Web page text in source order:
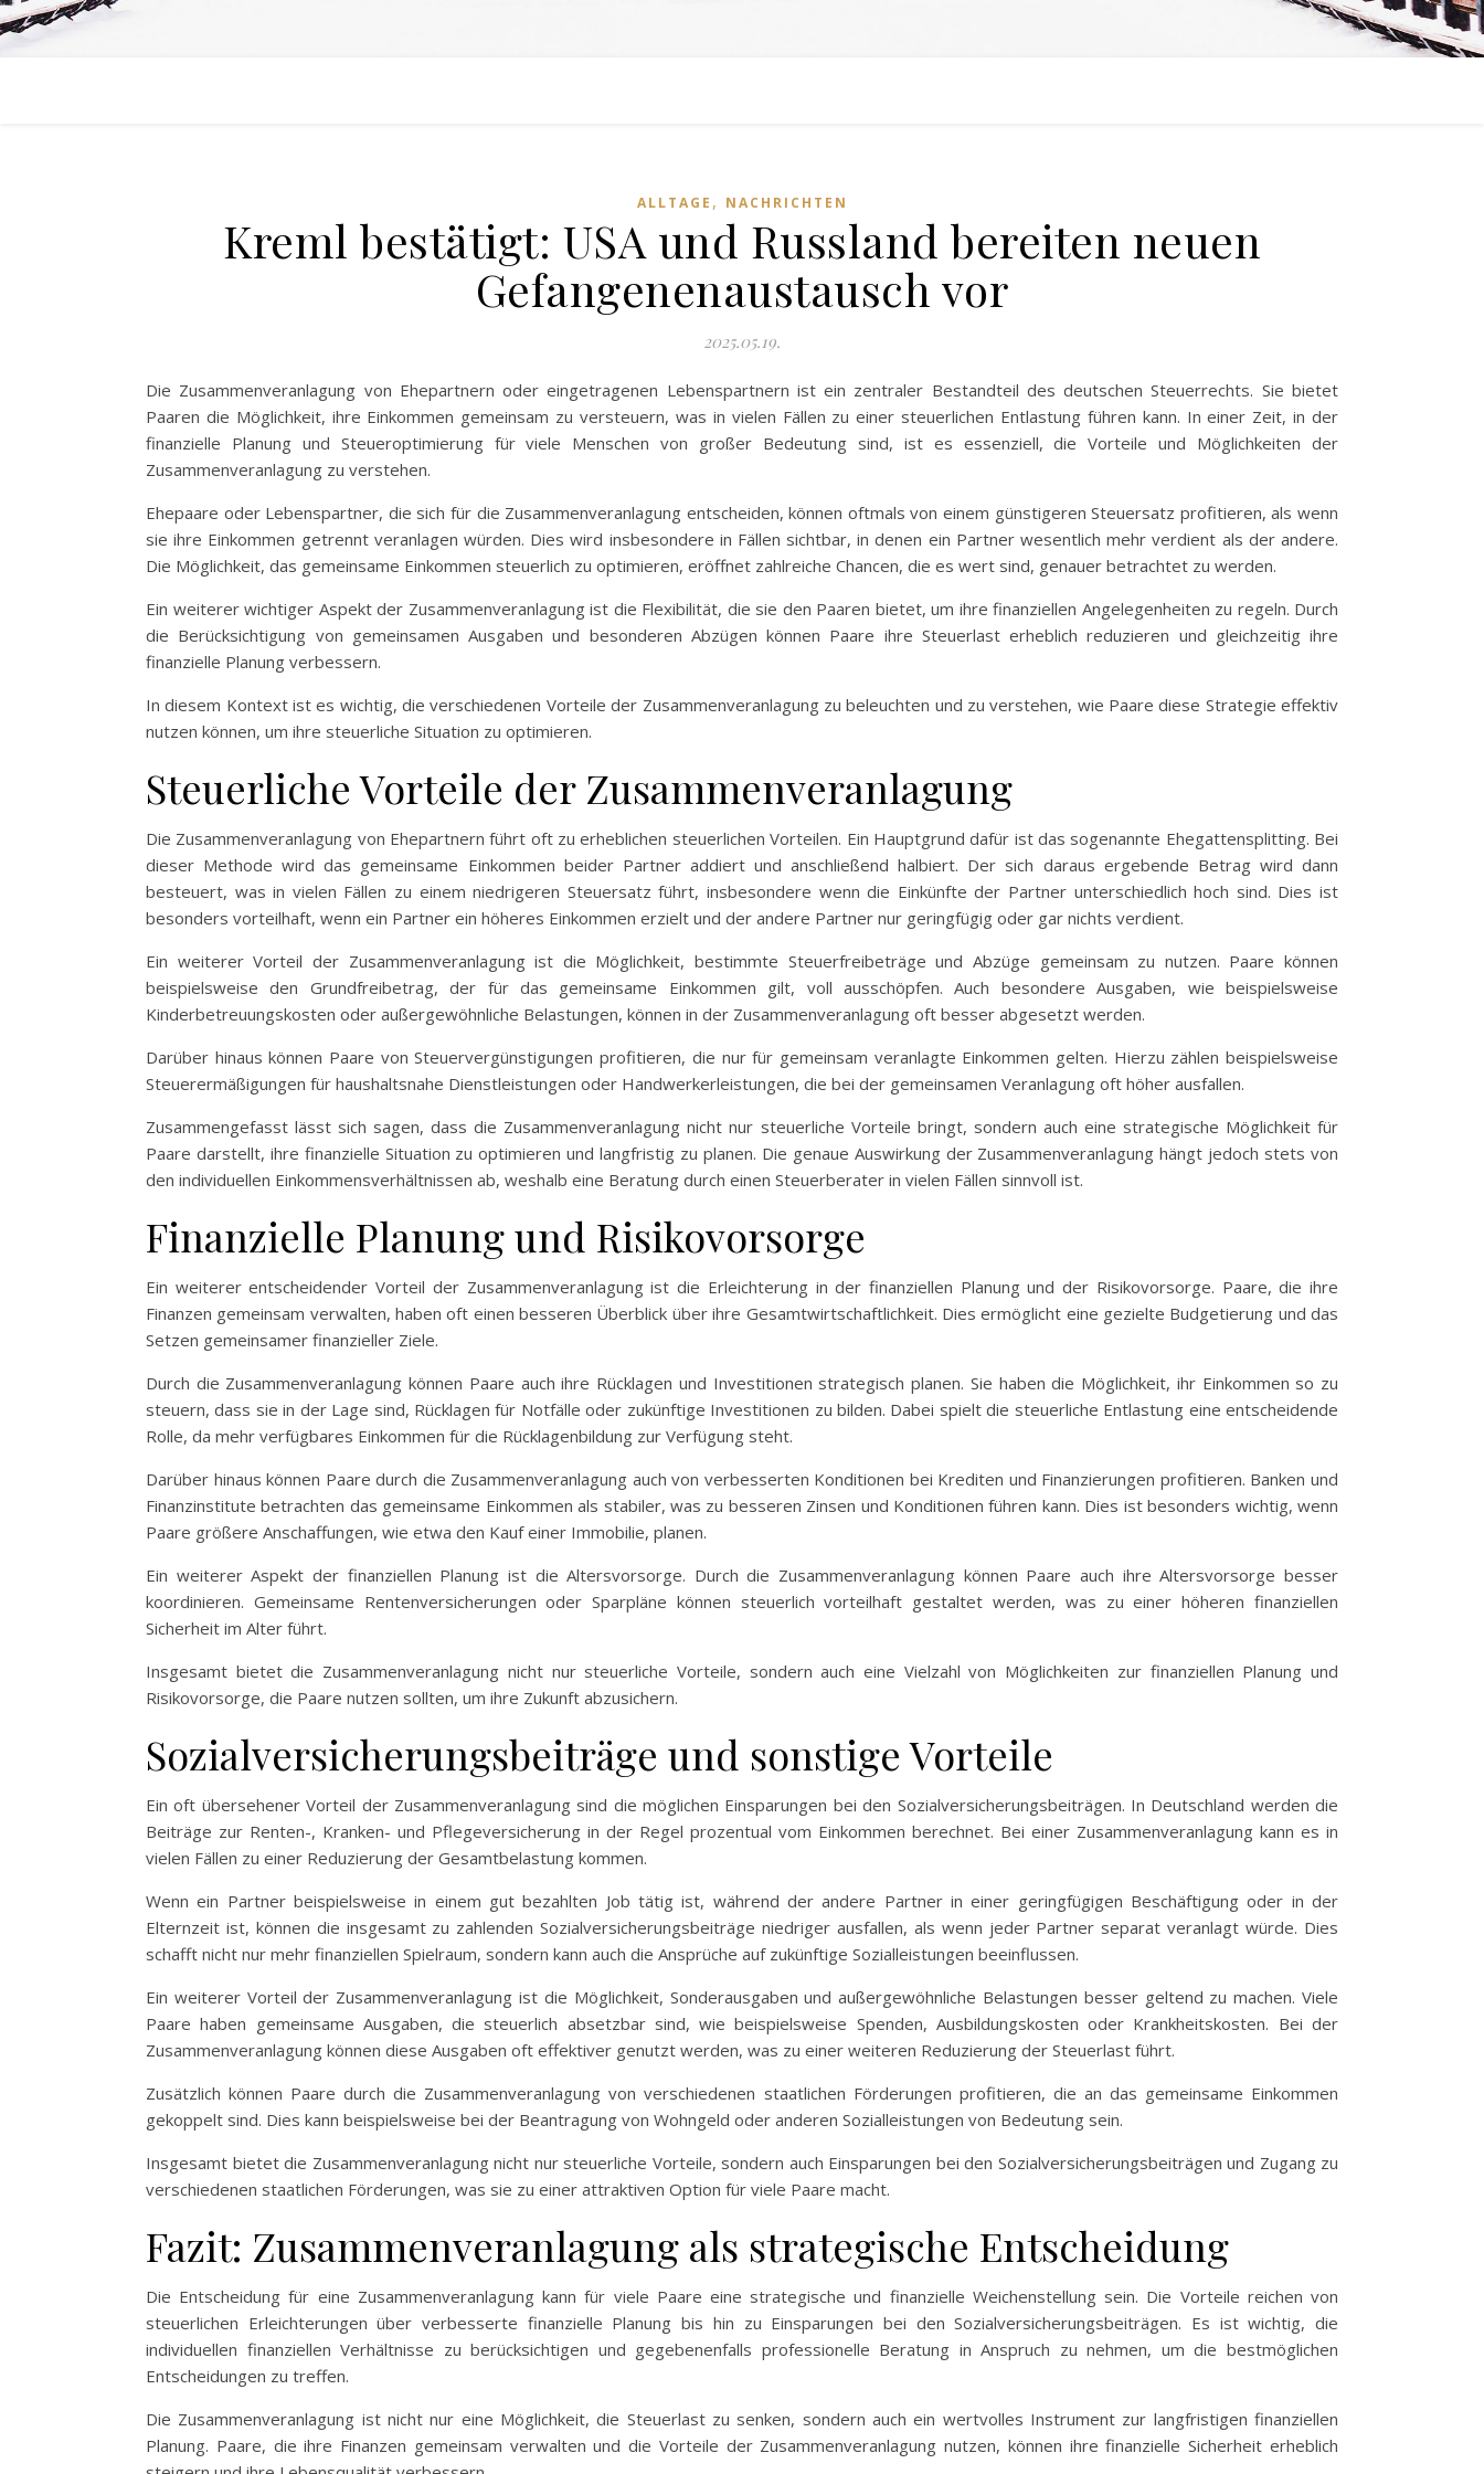
ALLTAGE , NACHRICHTEN
Kreml bestätigt: USA und Russland bereiten neuen
Gefangenenaustausch vor
2025.05.19.
Die Zusammenveranlagung von Ehepartnern oder eingetragenen Lebenspartnern ist ein zentraler Bestandteil des deutschen Steuerrechts. Sie bietet
Paaren die Möglichkeit, ihre Einkommen gemeinsam zu versteuern, was in vielen Fällen zu einer steuerlichen Entlastung führen kann. In einer Zeit, in der
finanzielle Planung und Steueroptimierung für viele Menschen von großer Bedeutung sind, ist es essenziell, die Vorteile und Möglichkeiten der
Zusammenveranlagung zu verstehen.
Ehepaare oder Lebenspartner, die sich für die Zusammenveranlagung entscheiden, können oftmals von einem günstigeren Steuersatz profitieren, als wenn
sie ihre Einkommen getrennt veranlagen würden. Dies wird insbesondere in Fällen sichtbar, in denen ein Partner wesentlich mehr verdient als der andere.
Die Möglichkeit, das gemeinsame Einkommen steuerlich zu optimieren, eröffnet zahlreiche Chancen, die es wert sind, genauer betrachtet zu werden.
Ein weiterer wichtiger Aspekt der Zusammenveranlagung ist die Flexibilität, die sie den Paaren bietet, um ihre finanziellen Angelegenheiten zu regeln. Durch
die Berücksichtigung von gemeinsamen Ausgaben und besonderen Abzügen können Paare ihre Steuerlast erheblich reduzieren und gleichzeitig ihre
finanzielle Planung verbessern.
In diesem Kontext ist es wichtig, die verschiedenen Vorteile der Zusammenveranlagung zu beleuchten und zu verstehen, wie Paare diese Strategie effektiv
nutzen können, um ihre steuerliche Situation zu optimieren.
Steuerliche Vorteile der Zusammenveranlagung
Die Zusammenveranlagung von Ehepartnern führt oft zu erheblichen steuerlichen Vorteilen. Ein Hauptgrund dafür ist das sogenannte Ehegattensplitting. Bei
dieser Methode wird das gemeinsame Einkommen beider Partner addiert und anschließend halbiert. Der sich daraus ergebende Betrag wird dann
besteuert, was in vielen Fällen zu einem niedrigeren Steuersatz führt, insbesondere wenn die Einkünfte der Partner unterschiedlich hoch sind. Dies ist
besonders vorteilhaft, wenn ein Partner ein höheres Einkommen erzielt und der andere Partner nur geringfügig oder gar nichts verdient.
Ein weiterer Vorteil der Zusammenveranlagung ist die Möglichkeit, bestimmte Steuerfreibeträge und Abzüge gemeinsam zu nutzen. Paare können
beispielsweise den Grundfreibetrag, der für das gemeinsame Einkommen gilt, voll ausschöpfen. Auch besondere Ausgaben, wie beispielsweise
Kinderbetreuungskosten oder außergewöhnliche Belastungen, können in der Zusammenveranlagung oft besser abgesetzt werden.
Darüber hinaus können Paare von Steuervergünstigungen profitieren, die nur für gemeinsam veranlagte Einkommen gelten. Hierzu zählen beispielsweise
Steuerermäßigungen für haushaltsnahe Dienstleistungen oder Handwerkerleistungen, die bei der gemeinsamen Veranlagung oft höher ausfallen.
Zusammengefasst lässt sich sagen, dass die Zusammenveranlagung nicht nur steuerliche Vorteile bringt, sondern auch eine strategische Möglichkeit für
Paare darstellt, ihre finanzielle Situation zu optimieren und langfristig zu planen. Die genaue Auswirkung der Zusammenveranlagung hängt jedoch stets von
den individuellen Einkommensverhältnissen ab, weshalb eine Beratung durch einen Steuerberater in vielen Fällen sinnvoll ist.
Finanzielle Planung und Risikovorsorge
Ein weiterer entscheidender Vorteil der Zusammenveranlagung ist die Erleichterung in der finanziellen Planung und der Risikovorsorge. Paare, die ihre
Finanzen gemeinsam verwalten, haben oft einen besseren Überblick über ihre Gesamtwirtschaftlichkeit. Dies ermöglicht eine gezielte Budgetierung und das
Setzen gemeinsamer finanzieller Ziele.
Durch die Zusammenveranlagung können Paare auch ihre Rücklagen und Investitionen strategisch planen. Sie haben die Möglichkeit, ihr Einkommen so zu
steuern, dass sie in der Lage sind, Rücklagen für Notfälle oder zukünftige Investitionen zu bilden. Dabei spielt die steuerliche Entlastung eine entscheidende
Rolle, da mehr verfügbares Einkommen für die Rücklagenbildung zur Verfügung steht.
Darüber hinaus können Paare durch die Zusammenveranlagung auch von verbesserten Konditionen bei Krediten und Finanzierungen profitieren. Banken und
Finanzinstitute betrachten das gemeinsame Einkommen als stabiler, was zu besseren Zinsen und Konditionen führen kann. Dies ist besonders wichtig, wenn
Paare größere Anschaffungen, wie etwa den Kauf einer Immobilie, planen.
Ein weiterer Aspekt der finanziellen Planung ist die Altersvorsorge. Durch die Zusammenveranlagung können Paare auch ihre Altersvorsorge besser
koordinieren. Gemeinsame Rentenversicherungen oder Sparpläne können steuerlich vorteilhaft gestaltet werden, was zu einer höheren finanziellen
Sicherheit im Alter führt.
Insgesamt bietet die Zusammenveranlagung nicht nur steuerliche Vorteile, sondern auch eine Vielzahl von Möglichkeiten zur finanziellen Planung und
Risikovorsorge, die Paare nutzen sollten, um ihre Zukunft abzusichern.
Sozialversicherungsbeiträge und sonstige Vorteile
Ein oft übersehener Vorteil der Zusammenveranlagung sind die möglichen Einsparungen bei den Sozialversicherungsbeiträgen. In Deutschland werden die
Beiträge zur Renten-, Kranken- und Pflegeversicherung in der Regel prozentual vom Einkommen berechnet. Bei einer Zusammenveranlagung kann es in
vielen Fällen zu einer Reduzierung der Gesamtbelastung kommen.
Wenn ein Partner beispielsweise in einem gut bezahlten Job tätig ist, während der andere Partner in einer geringfügigen Beschäftigung oder in der
Elternzeit ist, können die insgesamt zu zahlenden Sozialversicherungsbeiträge niedriger ausfallen, als wenn jeder Partner separat veranlagt würde. Dies
schafft nicht nur mehr finanziellen Spielraum, sondern kann auch die Ansprüche auf zukünftige Sozialleistungen beeinflussen.
Ein weiterer Vorteil der Zusammenveranlagung ist die Möglichkeit, Sonderausgaben und außergewöhnliche Belastungen besser geltend zu machen. Viele
Paare haben gemeinsame Ausgaben, die steuerlich absetzbar sind, wie beispielsweise Spenden, Ausbildungskosten oder Krankheitskosten. Bei der
Zusammenveranlagung können diese Ausgaben oft effektiver genutzt werden, was zu einer weiteren Reduzierung der Steuerlast führt.
Zusätzlich können Paare durch die Zusammenveranlagung von verschiedenen staatlichen Förderungen profitieren, die an das gemeinsame Einkommen
gekoppelt sind. Dies kann beispielsweise bei der Beantragung von Wohngeld oder anderen Sozialleistungen von Bedeutung sein.
Insgesamt bietet die Zusammenveranlagung nicht nur steuerliche Vorteile, sondern auch Einsparungen bei den Sozialversicherungsbeiträgen und Zugang zu
verschiedenen staatlichen Förderungen, was sie zu einer attraktiven Option für viele Paare macht.
Fazit: Zusammenveranlagung als strategische Entscheidung
Die Entscheidung für eine Zusammenveranlagung kann für viele Paare eine strategische und finanzielle Weichenstellung sein. Die Vorteile reichen von
steuerlichen Erleichterungen über verbesserte finanzielle Planung bis hin zu Einsparungen bei den Sozialversicherungsbeiträgen. Es ist wichtig, die
individuellen finanziellen Verhältnisse zu berücksichtigen und gegebenenfalls professionelle Beratung in Anspruch zu nehmen, um die bestmöglichen
Entscheidungen zu treffen.
Die Zusammenveranlagung ist nicht nur eine Möglichkeit, die Steuerlast zu senken, sondern auch ein wertvolles Instrument zur langfristigen finanziellen
Planung. Paare, die ihre Finanzen gemeinsam verwalten und die Vorteile der Zusammenveranlagung nutzen, können ihre finanzielle Sicherheit erheblich